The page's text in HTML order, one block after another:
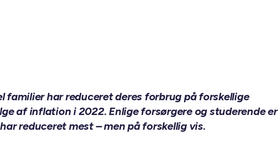
familier har reduceret deres forbrug på forskellige
af inflation i 2022. Enlige forsørgere og studerende er
reduceret mest – men på forskellig vis.